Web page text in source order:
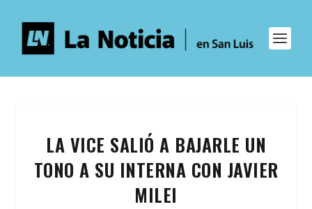
LA VICE SALIÓ A BAJARLE UN
TONO A SU INTERNA CON JAVIER
MILEI